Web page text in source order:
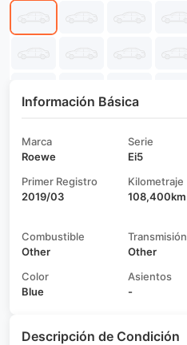
Información Básica
Marca
Roewe
Serie
Ei5
Primer Registro
2019/03
Kilometraje
108,400km
Combustible
Other
Transmisión
Other
Color
Blue
Asientos
-
Descripción de Condición